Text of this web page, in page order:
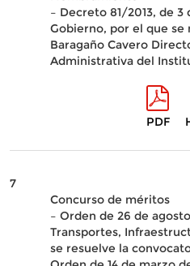
– Decreto 81/2013, de
Gobierno, por el que se
Baragaño Cavero
Administrativa del
PDF
7
Concurso de méritos
– Orden de 26 de
Transportes,
se resuelve la